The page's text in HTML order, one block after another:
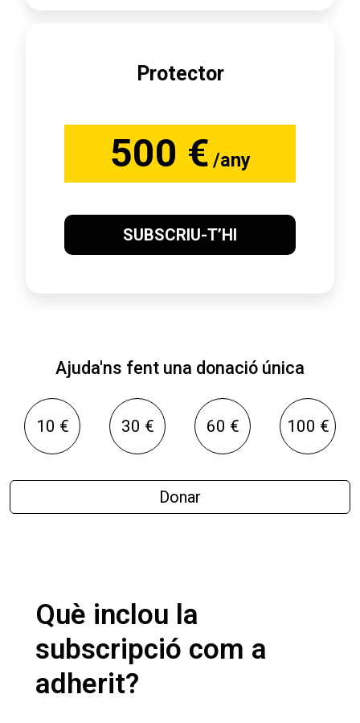
Protector
500 € /any
SUBSCRIU-T’HI
Ajuda'ns fent una donació única
10 € 30 € 60 € 100 €
Donar
Què inclou la
subscripció com a
adherit?